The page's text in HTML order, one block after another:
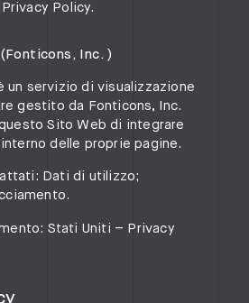
Privacy Policy.
Inc. )
un servizio di visualizzazione
gestito da Fonticons, Inc.
Sito Web di integrare
delle proprie pagine.
Dati di utilizzo;
Stati Uniti – Privacy